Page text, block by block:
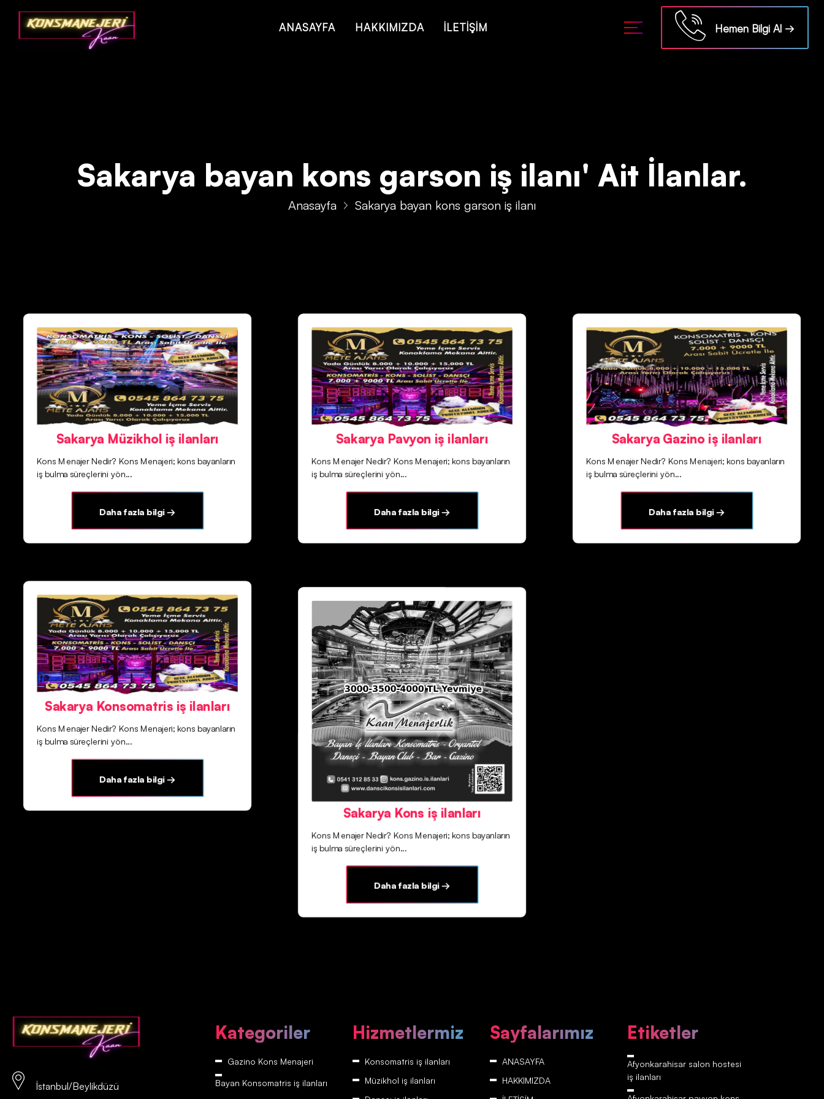
Deprecated: json_decode(): Passing null to parameter #1 ($json) of type string is deprecated in/home/konsmenajericom/public_html/api/kontrol/etiket.php on line18
ANASAYFA HAKKIMIZDA İLETİŞİM Hemen Bilgi Al →
Sakarya bayan kons garson iş ilanı' Ait İlanlar.
Anasayfa Sakarya bayan kons garson iş ilanı
Sakarya Müzikhol iş ilanları
Kons Menajer Nedir? Kons Menajeri; kons bayanların
iş bulma süreçlerini yön...
Daha fazla bilgi →
Sakarya Pavyon iş ilanları
Kons Menajer Nedir? Kons Menajeri; kons bayanların
iş bulma süreçlerini yön...
Daha fazla bilgi →
Sakarya Gazino iş ilanları
Kons Menajer Nedir? Kons Menajeri; kons bayanların
iş bulma süreçlerini yön...
Daha fazla bilgi →
Sakarya Konsomatris iş ilanları
Kons Menajer Nedir? Kons Menajeri; kons bayanların
iş bulma süreçlerini yön...
Daha fazla bilgi →
Sakarya Kons iş ilanları
Kons Menajer Nedir? Kons Menajeri; kons bayanların
iş bulma süreçlerini yön...
Daha fazla bilgi →
İstanbul/Beylikdüzü
Kategoriler
Gazino Kons Menajeri
Bayan Konsomatris iş ilanları
Hizmetlermiz
Konsomatris iş ilanları
Müzikhol iş ilanları
Sayfalarımız
ANASAYFA
HAKKIMIZDA
Etiketler
Afyonkarahisar‎‎‎‎ salon hostesi
iş ilanları